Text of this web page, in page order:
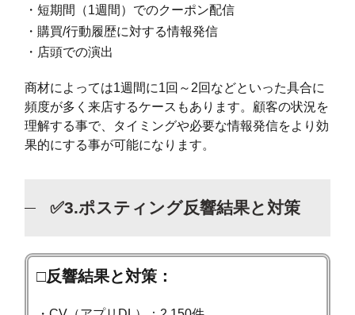
・短期間（1週間）でのクーポン配信
・購買/行動履歴に対する情報発信
・店頭での演出
商材によっては1週間に1回～2回などといった具合に
頻度が多く来店するケースもあります。顧客の状況を
理解する事で、タイミングや必要な情報発信をより効
果的にする事が可能になります。
✅3.ポスティング反響結果と対策
□反響結果と対策：